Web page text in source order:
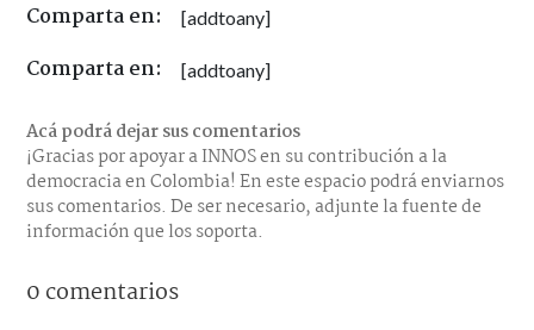
Comparta en: [addtoany]
Comparta en: [addtoany]
Acá podrá dejar sus comentarios
¡Gracias por apoyar a INNOS en su contribución a la
democracia en Colombia! En este espacio podrá enviarnos
sus comentarios. De ser necesario, adjunte la fuente de
información que los soporta.
0 comentarios